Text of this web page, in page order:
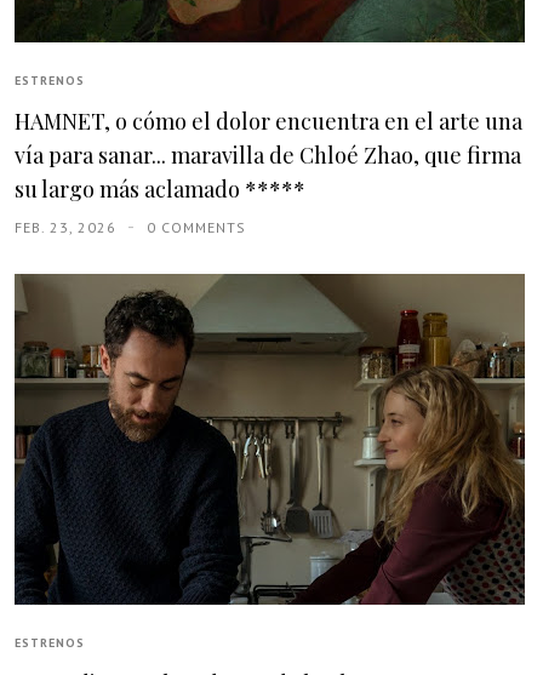
ESTRENOS
HAMNET, o cómo el dolor encuentra en el arte una
vía para sanar... maravilla de Chloé Zhao, que firma
su largo más aclamado *****
FEB. 23, 2026 0 COMMENTS
ESTRENOS